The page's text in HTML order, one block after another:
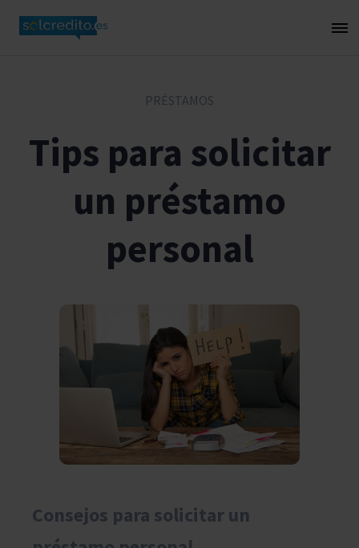
PRÉSTAMOS
Tips para solicitar
un préstamo
personal
Consejos para solicitar un